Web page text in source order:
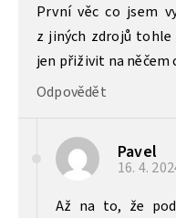
První věc co jsem
z jiných zdrojů tohle
jen přiživit na něčem
Odpovědět
Pavel
16. 4.
Až na to, že